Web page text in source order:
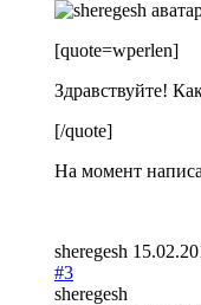
[quote=wperlen]
Здравствуйте!
[/quote]
На момент
sheregesh
#3
sheregesh